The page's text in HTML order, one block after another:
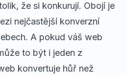
že si konkurují. Obojí je
nejčastější konverzní
A pokud váš web
to být i jeden z
konvertuje hůř než